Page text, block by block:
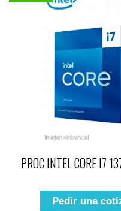
PROC INTEL CORE I7
Pedir una